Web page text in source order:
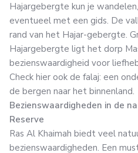
Hajargebergte kun je
eventueel met een gids. De
rand van het Hajar-gebergte.
Hajargebergte ligt het dorp
bezienswaardigheid voor
Check hier ook de falaj: een
de bergen naar het binnenland.
Bezienswaardigheden in de
Reserve
Ras Al Khaimah biedt veel
bezienswaardigheden. Een